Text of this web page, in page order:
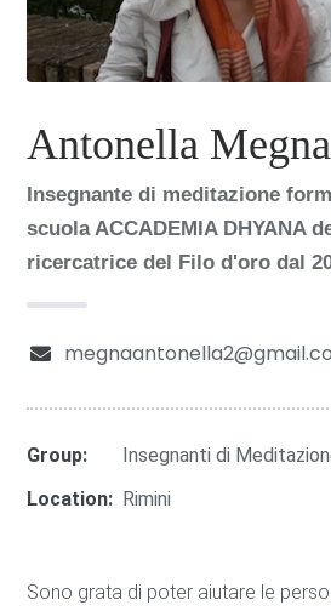
Antonella Megna
Insegnante di meditazione
scuola ACCADEMIA DHYANA
ricercatrice del Filo d'oro dal
Group:
Insegnanti di
Location: Rimini
Sono grata di poter aiutare le